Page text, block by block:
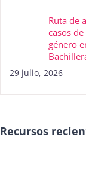
Ruta de
casos
género
29 julio, 2026
Recursos